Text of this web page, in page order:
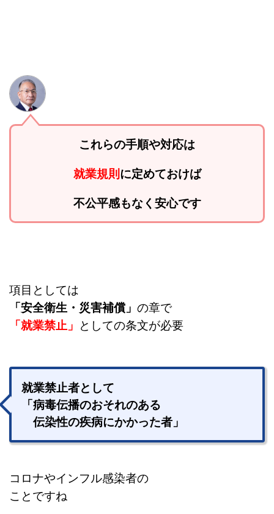
これらの手順や対応は
就業規則に定めておけば
不公平感もなく安心です
項目としては
「安全衛生・災害補償」 の章で
「就業禁止」 としての条文が必要
就業禁止者として
「病毒伝播のおそれのある
伝染性の疾病にかかった者」
コロナやインフル感染者の
ことですね